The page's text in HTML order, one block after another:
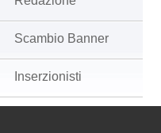
Scambio Banner
Inserzionisti